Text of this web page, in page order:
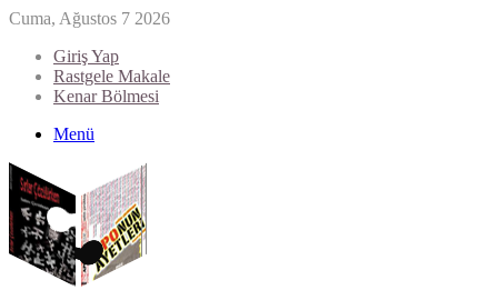
Cuma, Ağustos 7 2026
Giriş Yap
Rastgele Makale
Kenar Bölmesi
Menü